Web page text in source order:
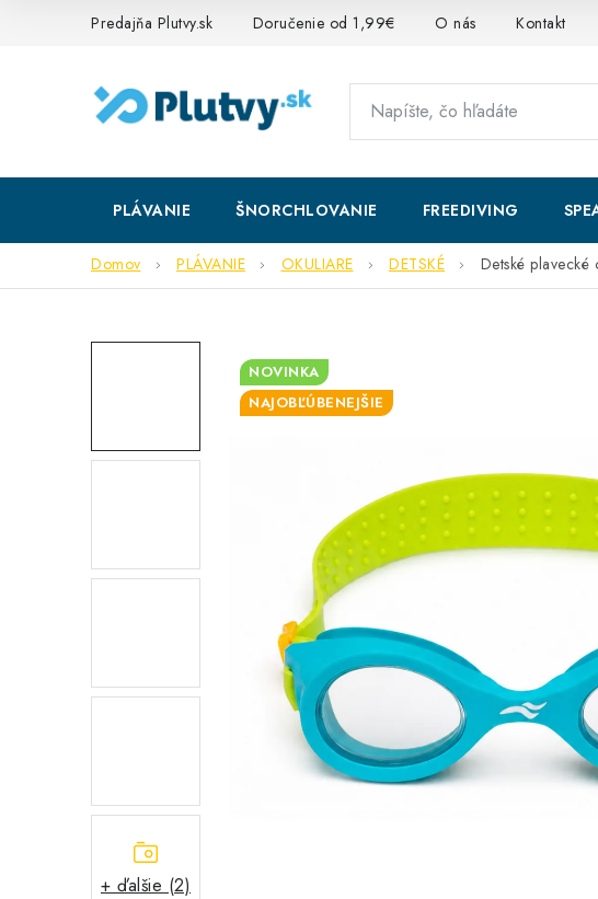
Predajňa Plutvy.sk Doručenie od 1,99€ O nás Kontakt
PLÁVANIE ŠNORCHLOVANIE FREEDIVING
Domov PLÁVANIE OKULIARE DETSKÉ Detské
+ ďalšie (2)
NOVINKA
NAJOBĽÚBENEJŠIE